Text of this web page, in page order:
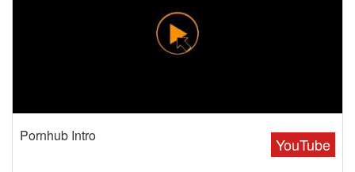
YouTube
Pornhub Intro